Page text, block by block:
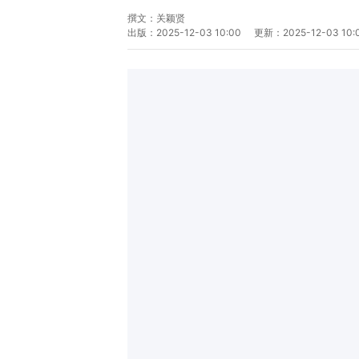
撰文： 关颖贤
出版： 2025-12-03 10:00 更新： 2025-12-03